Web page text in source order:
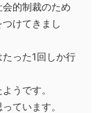
的制裁のため
けてきまし
った1回しか行
うです。
ています。